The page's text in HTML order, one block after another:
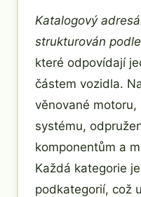
Katalogový
strukturován
které odpovídají
částem vozidla.
věnované
systému,
komponentům a
Každá kategorie
podkategorií, což